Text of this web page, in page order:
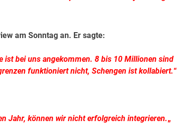
am Sonntag an. Er sagte:
ist bei uns angekommen. 8 bis 10 Millionen sind
funktioniert nicht, Schengen ist kollabiert.“
Jahr, können wir nicht erfolgreich integrieren.„